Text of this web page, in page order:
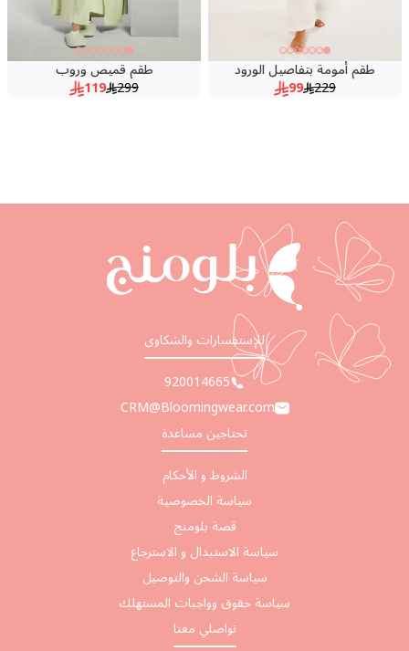
طقم أمومة بتفاصيل الورود
229
99
طقم قميص وروب
299
119
للإستفسارات والشكاوى
920014665
CRM@Bloomingwear.com
تحتاجين مساعدة
الشروط و الأحكام
سياسة الخصوصية
قصة بلومنج
سياسة الاستبدال و الاسترجاع
سياسة الشحن والتوصيل
سياسة حقوق وواجبات المستهلك
تواصلي معنا